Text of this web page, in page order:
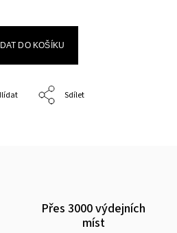
DO KOŠÍKU
Sdílet
Přes 3000 výdejních
míst